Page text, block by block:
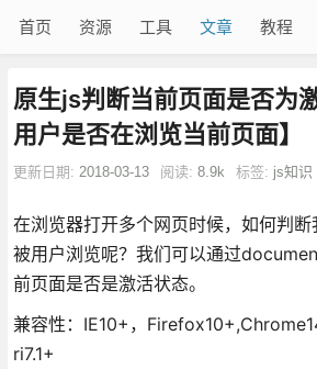
首页 资源 工具 文章 教程
原生js判断当前页面是否为
用户是否在浏览当前页面】
更新日期: 2018-03-13 阅读: 8.9k 标签: js知识
在浏览器打开多个网页时候，如何判
被用户浏览呢？我们可以通过
前页面是否是激活状态。
兼容性：IE10+，
ri7.1+